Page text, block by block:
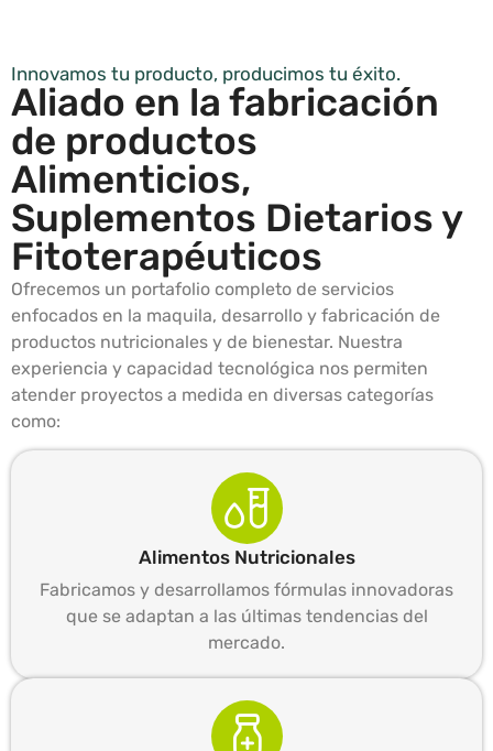
Innovamos tu producto, producimos tu éxito.
Aliado en la fabricación
de productos
Alimenticios,
Suplementos Dietarios y
Fitoterapéuticos
Ofrecemos un portafolio completo de servicios
enfocados en la maquila, desarrollo y fabricación de
productos nutricionales y de bienestar. Nuestra
experiencia y capacidad tecnológica nos permiten
atender proyectos a medida en diversas categorías
como:
Alimentos Nutricionales
Fabricamos y desarrollamos fórmulas innovadoras
que se adaptan a las últimas tendencias del
mercado.